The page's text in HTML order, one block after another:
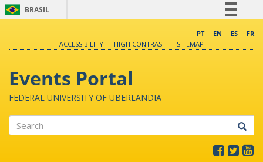
BRASIL
Comunica BR
Canais
PT EN ES
FR
ACCESSIBILITY
HIGH CONTRAST SITEMAP
Events Portal
FEDERAL UNIVERSITY OF UBERLANDIA